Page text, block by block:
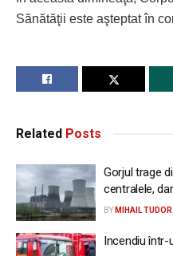
Sănătăţii este aşteptat în
Related Posts
Gorjul trage
centralele,
BY MIHAIL TUDOR
Incendiu într-